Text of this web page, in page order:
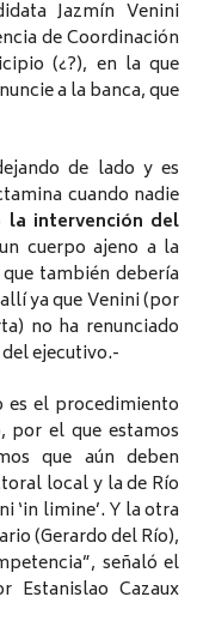
Jazmín Venini
de Coordinación
(¿?), en la que
a la banca, que
de lado y es
cuando nadie
la intervención del
cuerpo ajeno a la
también debería
ya que Venini (por
no ha renunciado
ejecutivo.-
es el procedimiento
por el que estamos
que aún deben
local y la de Río
‘in limine’. Y la otra
(Gerardo del Río),
señaló el
Estanislao Cazaux